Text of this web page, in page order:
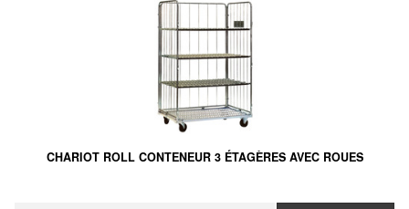
CHARIOT ROLL CONTENEUR 3 ÉTAGÈRES AVEC ROUES